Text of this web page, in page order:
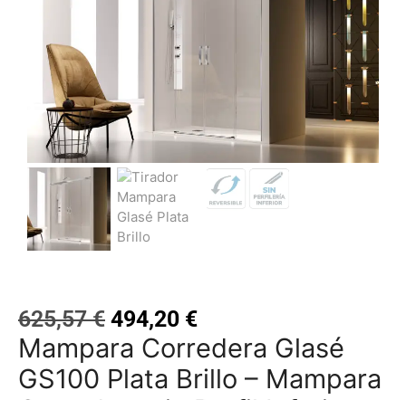
625,57€ 494,20 €
Mampara Corredera Glasé
GS100 Plata Brillo – Mampara